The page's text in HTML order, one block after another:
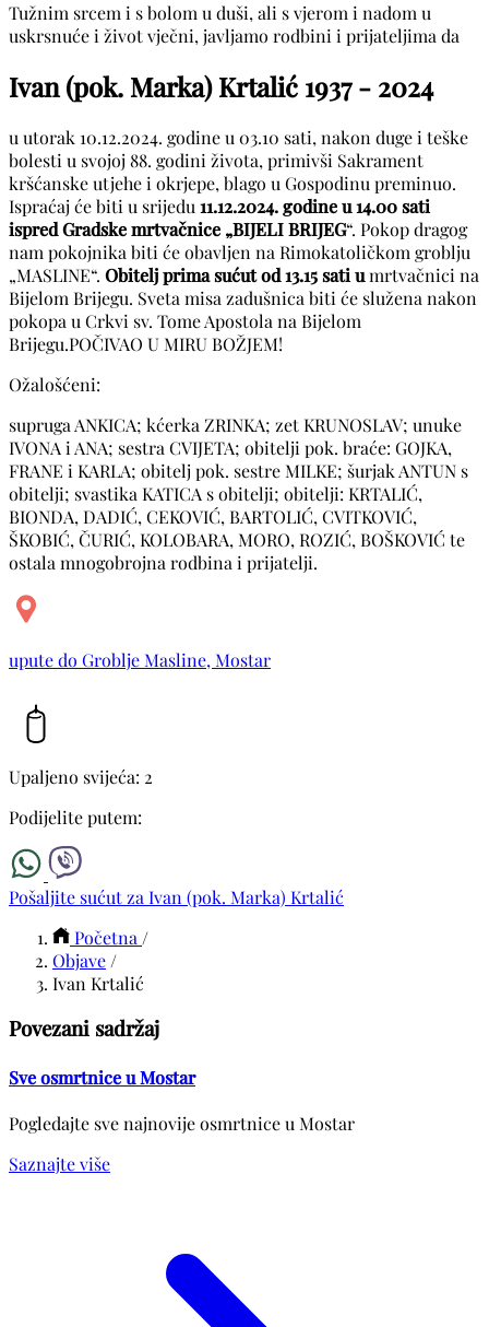
Tužnim srcem i s bolom u duši, ali s vjerom i nadom u
uskrsnuće i život vječni, javljamo rodbini i prijateljima da
Ivan (pok. Marka) Krtalić 1937 - 2024
u utorak 10.12.2024. godine u 03.10 sati, nakon duge i teške
bolesti u svojoj 88. godini života, primivši Sakrament
kršćanske utjehe i okrjepe, blago u Gospodinu preminuo.
Ispraćaj će biti u srijedu 11.12.2024. godine u 14.00 sati
ispred Gradske mrtvačnice „BIJELI BRIJEG“. Pokop dragog
nam pokojnika biti će obavljen na Rimokatoličkom groblju
„MASLINE“. Obitelj prima sućut od 13.15 sati umrtvačnici na
Bijelom Brijegu. Sveta misa zadušnica biti će služena nakon
pokopa u Crkvi sv. Tome Apostola na Bijelom
Brijegu.POČIVAO U MIRU BOŽJEM!
Ožalošćeni:
supruga ANKICA; kćerka ZRINKA; zet KRUNOSLAV; unuke
IVONA i ANA; sestra CVIJETA; obitelji pok. braće: GOJKA,
FRANE i KARLA; obitelj pok. sestre MILKE; šurjak ANTUN s
obitelji; svastika KATICA s obitelji; obitelji: KRTALIĆ,
BIONDA, DADIĆ, CEKOVIĆ, BARTOLIĆ, CVITKOVIĆ,
ŠKOBIĆ, ČURIĆ, KOLOBARA, MORO, ROZIĆ, BOŠKOVIĆ te
ostala mnogobrojna rodbina i prijatelji.
upute do Groblje Masline, Mostar
Upaljeno svijeća: 2
Podijelite putem:
Pošaljite sućut za Ivan (pok. Marka) Krtalić
Početna /
Objave /
Ivan Krtalić
Povezani sadržaj
Sve osmrtnice u Mostar
Pogledajte sve najnovije osmrtnice u Mostar
Saznajte više